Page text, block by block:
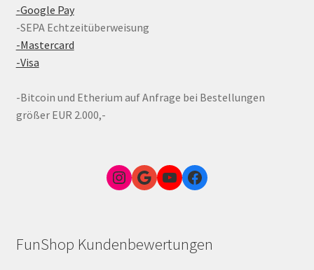
-Google Pay
-SEPA Echtzeitüberweisung
-Mastercard
-Visa
-Bitcoin und Etherium auf Anfrage bei Bestellungen
größer EUR 2.000,-
Instagram
Google Link zum FunShop WienYouTubeFacebook
FunShop Kundenbewertungen